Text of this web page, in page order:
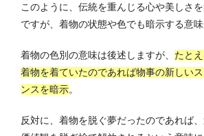
このように、伝統を重んじる心や美しさ
ですが、着物の状態や色でも暗示する意味
着物の色別の意味は後述しますが、 たと
着物を着ていたのであれば物事の新しい
ンスを暗示。
反対に、着物を脱ぐ夢だったのであれば